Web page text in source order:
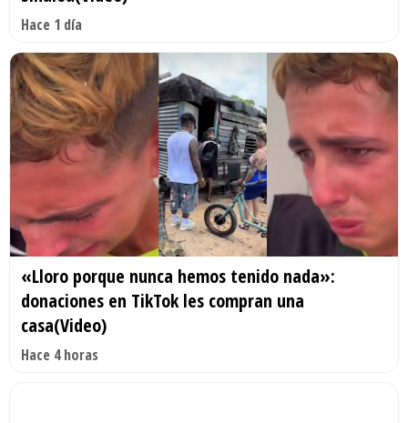
Hace 1 día
«Lloro porque nunca hemos tenido nada»:
donaciones en TikTok les compran una
casa(Video)
Hace 4 horas